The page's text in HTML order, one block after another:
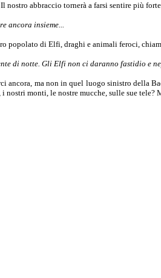
abbraccio tornerà a farsi sentire più
ancora insieme...
popolato di Elfi, draghi e animali feroci,
di notte. Gli Elfi non ci daranno fastidio e
ancora, ma non in quel luogo sinistro della
monti, le nostre mucche, sulle sue tele?